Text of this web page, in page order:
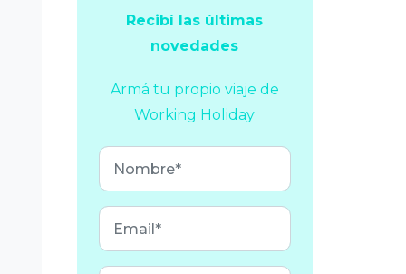
Recibí las últimas
novedades
Armá tu propio viaje de
Working Holiday